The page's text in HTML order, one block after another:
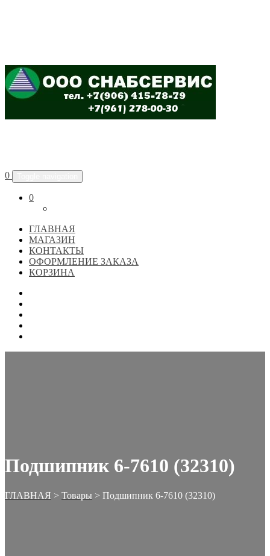
0
0
ГЛАВНАЯ
МАГАЗИН
КОНТАКТЫ
ОФОРМЛЕНИЕ ЗАКАЗА
КОРЗИНА
Подшипник 6-7610 (32310)
ГЛАВНАЯ > Товары > Подшипник 6-7610 (32310)